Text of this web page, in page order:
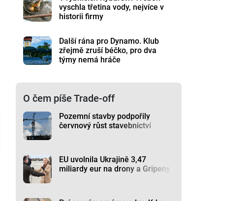
vyschla třetina vody, nejvíce v
historii firmy
Další rána pro Dynamo. Klub
zřejmě zruší béčko, pro dva
týmy nemá hráče
O čem píše Trade-off
Pozemní stavby podpořily
červnový růst stavebnictví
EU uvolnila Ukrajině 3,47
miliardy eur na drony a Gripeny